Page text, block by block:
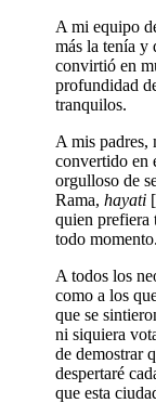
A mi equipo
más la tenía y
convirtió en
profundidad
tranquilos.
A mis padres,
convertido en
orgulloso de
Rama,hayati
quien prefiera
todo momento.
A todos los
como a los
que se
ni siquiera
de demostrar
despertaré
que esta